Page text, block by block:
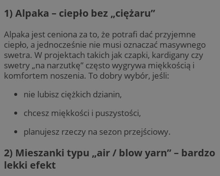
1) Alpaka – ciepło bez „ciężaru”
Alpaka jest ceniona za to, że potrafi dać przyjemne
ciepło, a jednocześnie nie musi oznaczać masywnego
swetra. W projektach takich jak czapki, kardigany czy
swetry „na narzutkę” często wygrywa miękkością i
komfortem noszenia. To dobry wybór, jeśli:
nie lubisz ciężkich dzianin,
chcesz miękkości i puszystości,
planujesz rzeczy na sezon przejściowy.
2) Mieszanki typu „air / blow yarn” – bardzo
lekki efekt